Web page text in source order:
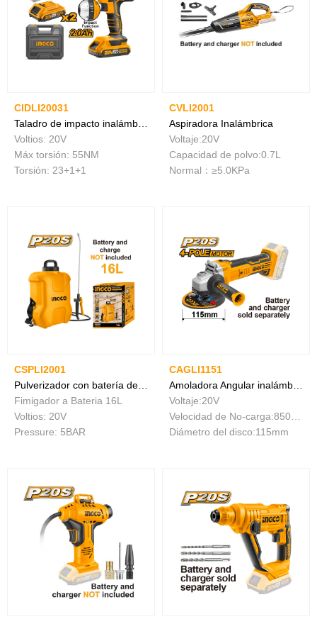
CIDLI20031
Voltios: 20V
Máx torsión: 55NM
Torsión: 23+1+1
CVLI2001
Aspiradora Inalámbrica
Voltaje:20V
Capacidad de polvo:0.7L
Normal：≥5.0KPa
CSPLI2001
Fimigador a Bateria 16L
Voltios: 20V
Pressure: 5BAR
CAGLI1151
Voltaje:20V
Diámetro del disco:115mm